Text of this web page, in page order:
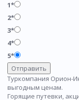
1*
2*
3*
4*
5*
Отправить
Туркомпания Орион-
выгодным ценам.
Горящие путевки,